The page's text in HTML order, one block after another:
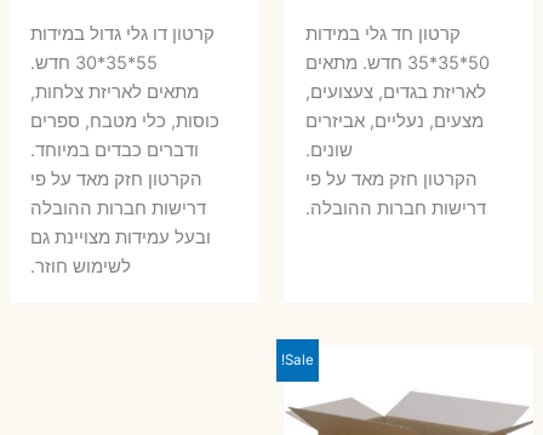
המקורי
היה:
8 ₪.
הנוכחיקרטון חד גלי במידות
50*35*35 חדש. מתאים
לאריזת בגדים, צעצועים,
מצעים, נעליים, אביזרים
שונים.
הקרטון חזק מאד על פי
דרישות חברות ההובלה.
היה:
10 ₪.
7 ₪.
קרטון דו גלי גדול במידות
55*35*30 חדש.
מתאים לאריזת צלחות,
כוסות, כלי מטבח, ספרים
ודברים כבדים במיוחד.
הקרטון חזק מאד על פי
דרישות חברות ההובלה
ובעל עמידות מצויינת גם
לשימוש חוזר.
Sale!